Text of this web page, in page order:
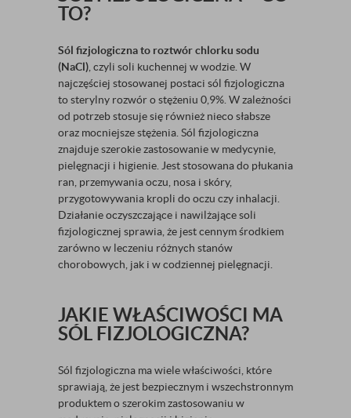
TO?
Sól fizjologiczna to roztwór chlorku sodu
(NaCl) , czyli soli kuchennej w wodzie. W
najczęściej stosowanej postaci sól fizjologiczna
to sterylny rozwór o stężeniu 0,9%. W zależności
od potrzeb stosuje się również nieco słabsze
oraz mocniejsze stężenia. Sól fizjologiczna
znajduje szerokie zastosowanie w medycynie,
pielęgnacji i higienie. Jest stosowana do płukania
ran, przemywania oczu, nosa i skóry,
przygotowywania kropli do oczu czy inhalacji.
Działanie oczyszczające i nawilżające soli
fizjologicznej sprawia, że jest cennym środkiem
zarówno w leczeniu różnych stanów
chorobowych, jak i w codziennej pielęgnacji.
JAKIE WŁAŚCIWOŚCI MA
SÓL FIZJOLOGICZNA?
Sól fizjologiczna ma wiele właściwości, które
sprawiają, że jest bezpiecznym i wszechstronnym
produktem o szerokim zastosowaniu w